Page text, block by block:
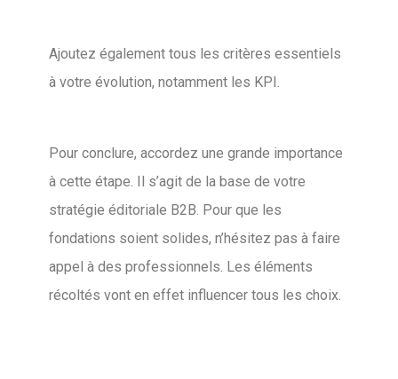
Ajoutez également tous les critères essentiels
à votre évolution, notamment les KPI.
Pour conclure, accordez une grande importance
à cette étape. Il s’agit de la base de votre
stratégie éditoriale B2B. Pour que les
fondations soient solides, n’hésitez pas à faire
appel à des professionnels. Les éléments
récoltés vont en effet influencer tous les choix.